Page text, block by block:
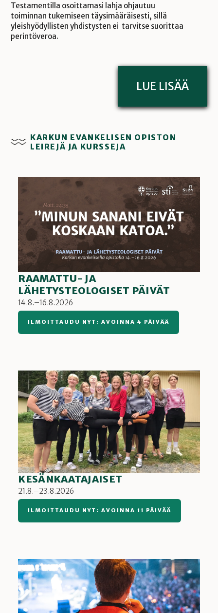
Testamentilla osoittamasi lahja ohjautuu
toiminnan tukemiseen täysimääräisesti, sillä
yleishyödyllisten yhdistysten ei tarvitse suorittaa
perintöveroa.
LUE LISÄÄ
KARKUN EVANKELISEN OPISTON
LEIREJÄ JA KURSSEJA
RAAMATTU- JA
LÄHETYSTEOLOGISET PÄIVÄT
14.8.–16.8.2026
ILMOITTAUDU NYT: AVOINNA 4 PÄIVÄÄ
KESÄNKAATAJAISET
21.8.–23.8.2026
ILMOITTAUDU NYT: AVOINNA 11 PÄIVÄÄ